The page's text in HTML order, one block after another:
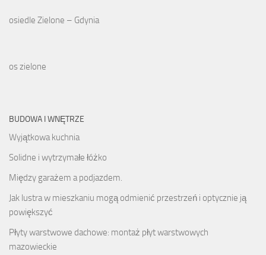
osiedle Zielone – Gdynia
os zielone
BUDOWA I WNĘTRZE
Wyjątkowa kuchnia
Solidne i wytrzymałe łóżko
Między garażem a podjazdem.
Jak lustra w mieszkaniu mogą odmienić przestrzeń i optycznie ją
powiększyć
Płyty warstwowe dachowe: montaż płyt warstwowych
mazowieckie